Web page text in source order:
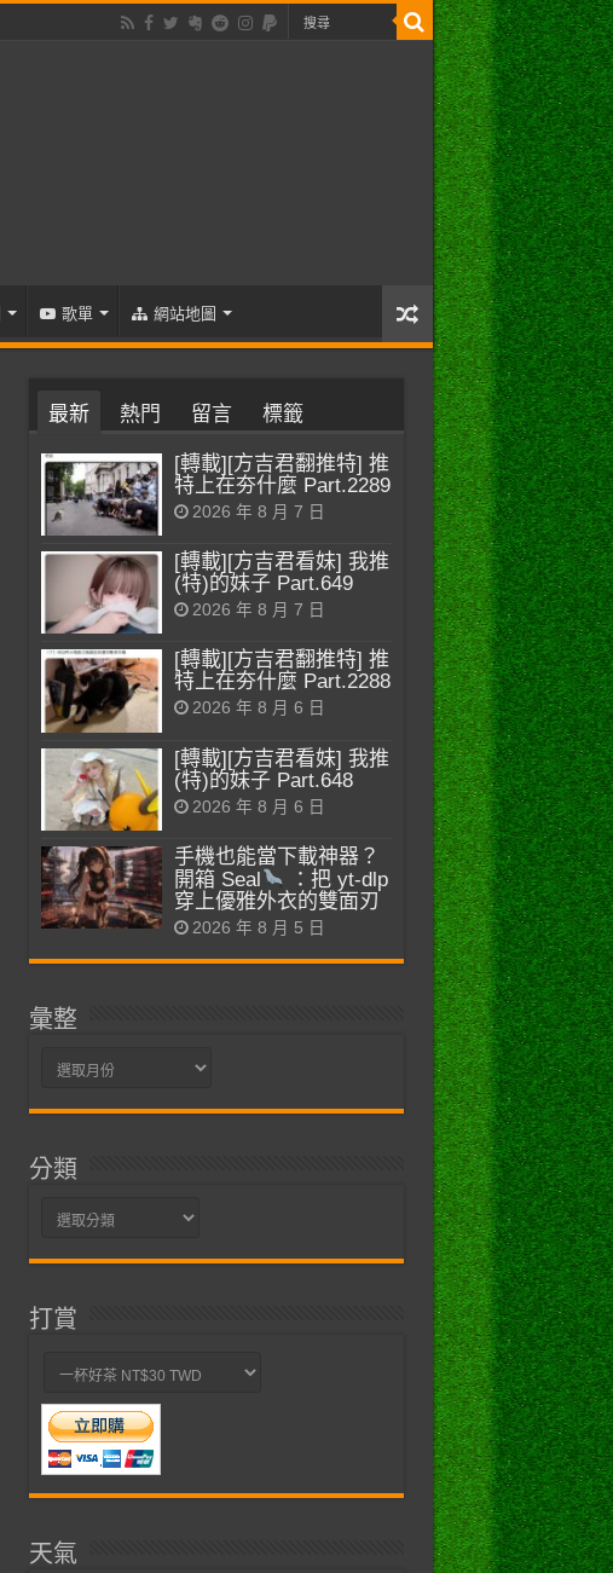
歌單 網站地圖
最新 熱門 留言 標籤
[轉載][方吉君翻推特] 推
特上在夯什麼 Part.2289
2026 年 8 月 7 日
[轉載][方吉君看妹] 我推
(特)的妹子 Part.649
2026 年 8 月 7 日
[轉載][方吉君翻推特] 推
特上在夯什麼 Part.2288
2026 年 8 月 6 日
[轉載][方吉君看妹] 我推
(特)的妹子 Part.648
2026 年 8 月 6 日
手機也能當下載神器？
開箱 Seal
：把 yt-dlp
穿上優雅外衣的雙面刃
2026 年 8 月 5 日
彙整
彙
分類
分
打賞
天氣